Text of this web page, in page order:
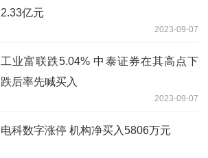
2.33亿元
2023-09-07
工业富联跌5.04% 中泰证券在其高点下
跌后率先喊买入
2023-09-07
电科数字涨停 机构净买入5806万元